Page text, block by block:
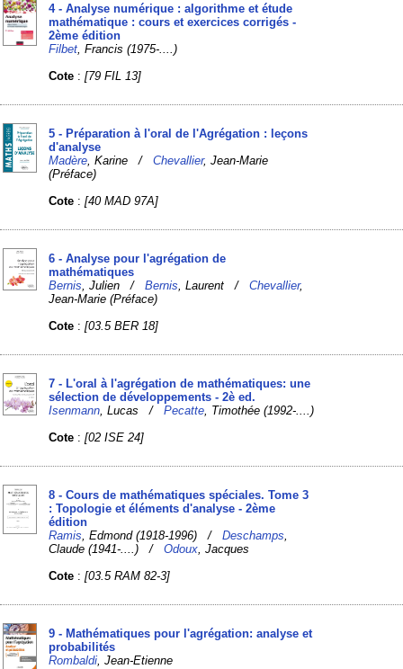
4 - Analyse numérique : algorithme et étude
mathématique : cours et exercices corrigés -
2ème édition
Filbet , Francis (1975-....)
Cote :[79 FIL 13]
5 - Préparation à l'oral de l'Agrégation : leçons
d'analyse
Madère , Karine /Chevallier, Jean-Marie
(Préface)
Cote :[40 MAD 97A]
6 - Analyse pour l'agrégation de
mathématiques
Bernis , Julien /Bernis , Laurent /Chevallier,
Jean-Marie (Préface)
Cote :[03.5 BER 18]
7 - L'oral à l'agrégation de mathématiques: une
sélection de développements - 2è ed.
Isenmann , Lucas /Pecatte , Timothée (1992-....)
Cote :[02 ISE 24]
8 - Cours de mathématiques spéciales. Tome 3
: Topologie et éléments d'analyse - 2ème
édition
Ramis , Edmond (1918-1996) /Deschamps
Claude (1941-....) /Odoux , Jacques
Cote :[03.5 RAM 82-3]
9 - Mathématiques pour l'agrégation: analyse et
probabilités
Rombaldi , Jean-Etienne